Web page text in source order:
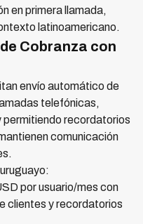
en primera llamada,
latinoamericano.
Cobranza con
envío automático de
telefónicas,
permitiendo recordatorios
comunicación
por usuario/mes con
clientes y recordatorios